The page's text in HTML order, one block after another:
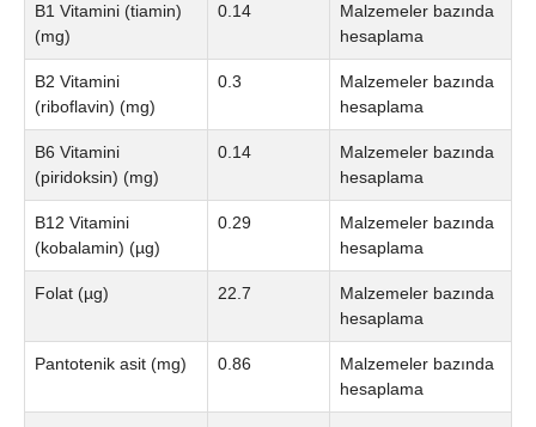
B1 Vitamini (tiamin)
(mg)
0.14
Malzemeler bazında
hesaplama
B2 Vitamini
(riboflavin) (mg)
0.3
Malzemeler bazında
hesaplama
B6 Vitamini
(piridoksin) (mg)
0.14
Malzemeler bazında
hesaplama
B12 Vitamini
(kobalamin) (µg)
0.29
Malzemeler bazında
hesaplama
Folat (µg) 22.7
Malzemeler bazında
hesaplama
Pantotenik asit (mg) 0.86
Malzemeler bazında
hesaplama